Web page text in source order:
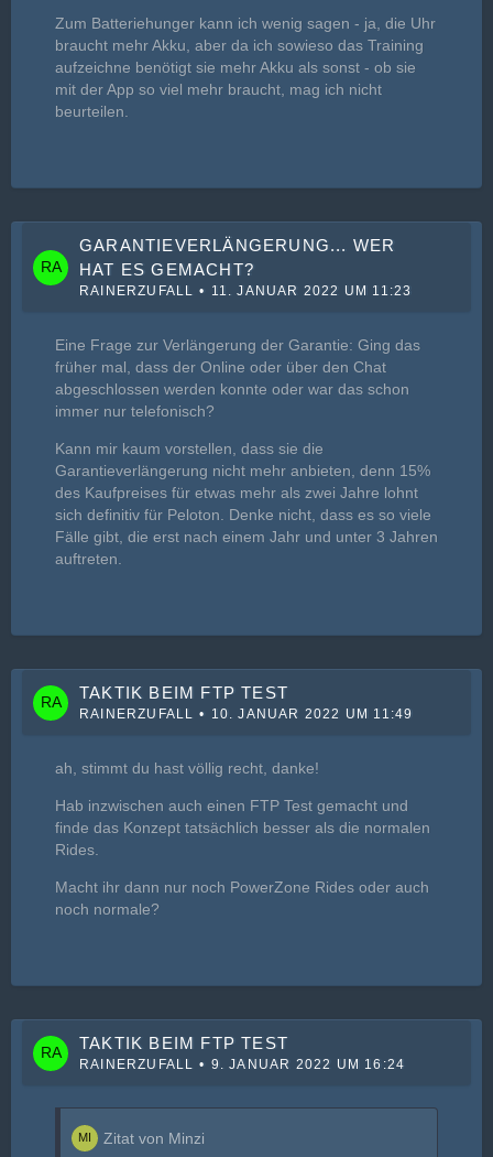
Zum Batteriehunger kann ich wenig sagen - ja, die Uhr
braucht mehr Akku, aber da ich sowieso das Training
aufzeichne benötigt sie mehr Akku als sonst - ob sie
mit der App so viel mehr braucht, mag ich nicht
beurteilen.
GARANTIEVERLÄNGERUNG... WER
HAT ES GEMACHT?
RAINERZUFALL 11. JANUAR 2022 UM 11:23
Eine Frage zur Verlängerung der Garantie: Ging das
früher mal, dass der Online oder über den Chat
abgeschlossen werden konnte oder war das schon
immer nur telefonisch?
Kann mir kaum vorstellen, dass sie die
Garantieverlängerung nicht mehr anbieten, denn 15%
des Kaufpreises für etwas mehr als zwei Jahre lohnt
sich definitiv für Peloton. Denke nicht, dass es so viele
Fälle gibt, die erst nach einem Jahr und unter 3 Jahren
auftreten.
TAKTIK BEIM FTP TEST
RAINERZUFALL 10. JANUAR 2022 UM 11:49
ah, stimmt du hast völlig recht, danke!
Hab inzwischen auch einen FTP Test gemacht und
finde das Konzept tatsächlich besser als die normalen
Rides.
Macht ihr dann nur noch PowerZone Rides oder auch
noch normale?
TAKTIK BEIM FTP TEST
RAINERZUFALL 9. JANUAR 2022 UM 16:24
Zitat von Minzi